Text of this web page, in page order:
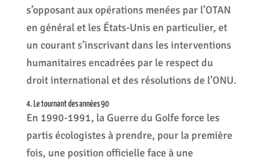
s’opposant aux opérations menées par l’OTAN
en général et les États-Unis en particulier, et
un courant s’inscrivant dans les interventions
humanitaires encadrées par le respect du
droit international et des résolutions de l’ONU.
4. Le tournant des années 90
En 1990-1991, la Guerre du Golfe force les
partis écologistes à prendre, pour la première
fois, une position officielle face à une